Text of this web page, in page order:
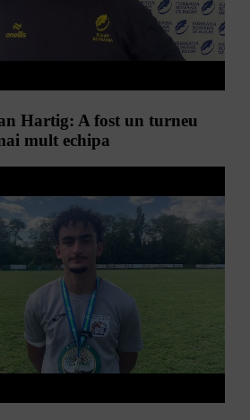
Hartig: A fost un turneu
mult echipa